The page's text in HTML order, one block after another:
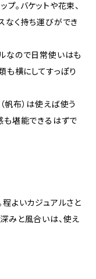
。バケットや花束、
なく持ち運びができ
なので日常使いはも
も横にしてすっぽり
帆布）は使えば使う
も堪能できるはずで
よいカジュアルさと
みと風合いは、使え